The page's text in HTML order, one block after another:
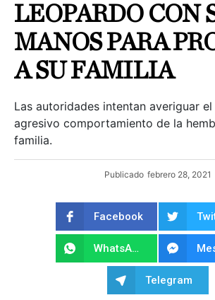
LEOPARDO CON
MANOS PARA
A SU FAMILIA
Las autoridades intentan averiguar
agresivo comportamiento de la
familia.
Publicado febrero 28, 2021
Facebook
WhatsApp
Telegram